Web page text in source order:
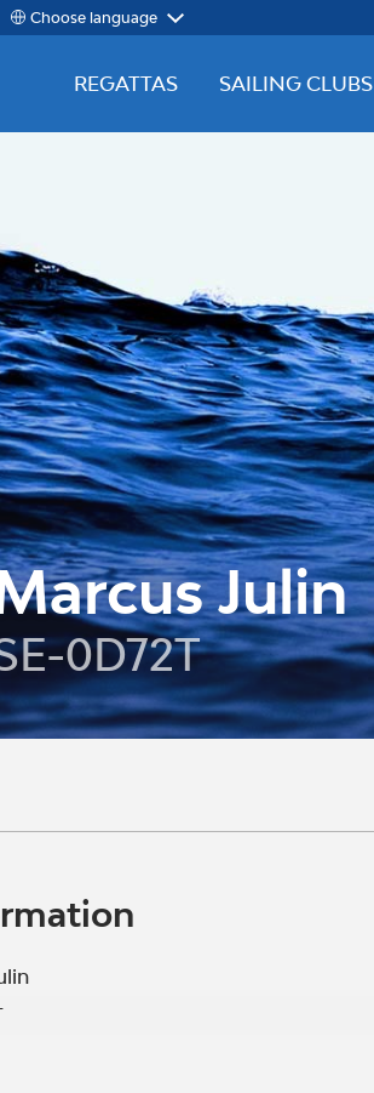
Choose language
REGATTAS SAILING CLUBS
Julin
0D72T